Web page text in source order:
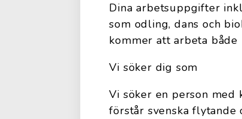
Dina arbetsuppgifter
som odling, dans och
kommer att arbeta
Vi söker dig som
Vi söker en person
förstår svenska flytande